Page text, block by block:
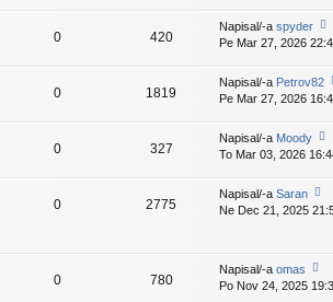
is
e
k
ej
z
d
nji
pr
is
e
e
0 420
Napisal/-a spyder
o
ej
z
d
nji
pr
is
p
e
k
Pe Mar 27, 2026
0 1819
Napisal/-a Petrov82
o
z
d
v
Pe Mar 27, 2026
0 327
Napisal/-a Moody
o
ej
z
nji
pr
is
To Mar 03, 2026
0 2775
Napisal/-a Saran
o
z
d
Ne Dec 21, 2025
0 780
Napisal/-a omas
o
Po Nov 24, 2025